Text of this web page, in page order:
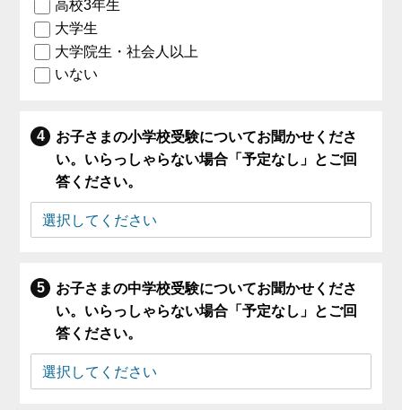
高校3年生
大学生
大学院生・社会人以上
いない
お子さまの小学校受験についてお聞かせくださ
い。いらっしゃらない場合「予定なし」とご回
答ください。
お子さまの中学校受験についてお聞かせくださ
い。いらっしゃらない場合「予定なし」とご回
答ください。